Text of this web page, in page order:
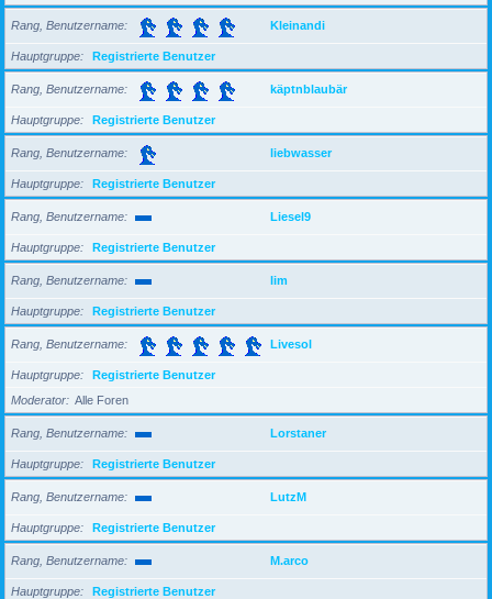
Rang, Benutzername Kleinandi
Hauptgruppe Registrierte Benutzer
Rang, Benutzername käptnblaubär
Hauptgruppe Registrierte Benutzer
Rang, Benutzername liebwasser
Hauptgruppe Registrierte Benutzer
Rang, Benutzername Liesel9
Hauptgruppe Registrierte Benutzer
Rang, Benutzername lim
Hauptgruppe Registrierte Benutzer
Rang, Benutzername Livesol
Hauptgruppe
Registrierte Benutzer
Moderator
Alle Foren
Rang, Benutzername Lorstaner
Hauptgruppe Registrierte Benutzer
Rang, Benutzername LutzM
Hauptgruppe Registrierte Benutzer
Rang, Benutzername M.arco
Hauptgruppe Registrierte Benutzer